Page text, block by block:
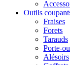
Outils
Fraises
Forets
Tarauds
Porte-
Alésoirs